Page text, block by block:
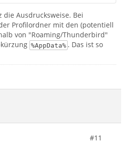
Ausdrucksweise. Bei
Profilordner mit den (potentiell
von "Roaming/Thunderbird"
%AppData% . Das ist so
#11